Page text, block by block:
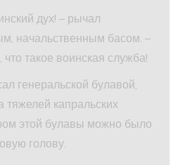
дух! – рычал
начальственным басом. –
такое воинская служба!
генеральской булавой,
тяжелей капральских
этой булавы можно было
голову.